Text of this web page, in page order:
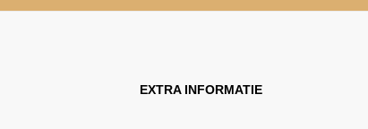
EXTRA INFORMATIE